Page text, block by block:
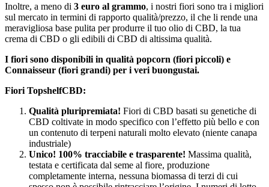
Inoltre, a meno di 3 euro al grammo, i nostri fiori sono tra i migliori
sul mercato in termini di rapporto qualità/prezzo, il che li rende una
meravigliosa base pulita per produrre il tuo olio di CBD, la tua
crema di CBD o gli edibili di CBD di altissima qualità.
I fiori sono disponibili in qualità popcorn (fiori piccoli) e
Connaisseur (fiori grandi) per i veri buongustai.
Fiori TopshelfCBD:
Qualità pluripremiata! Fiori di CBD basati su genetiche di
CBD coltivate in modo specifico con l’effetto più bello e con
un contenuto di terpeni naturali molto elevato (niente canapa
industriale)
Unico! 100% tracciabile e trasparente! Massima qualità,
testata e certificata dal seme al fiore, produzione
completamente interna, nessuna biomassa di terzi di cui